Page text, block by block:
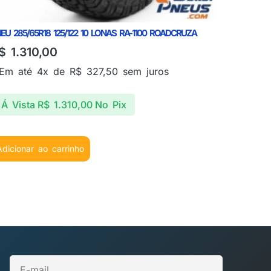
285/65R18 125/122 10 LONAS RA-1100 ROADCRUZA
1.310,00
até 4x de R$ 327,50 sem juros
Á Vista R$1.310,00 No Pix
ao carrinho